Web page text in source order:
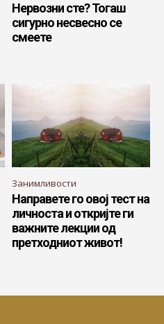
Нервозни сте? Тогаш
сигурно несвесно се
смеете
Занимливости
Направете го овој тест на
личноста и откријте ги
важните лекции од
претходниот живот!